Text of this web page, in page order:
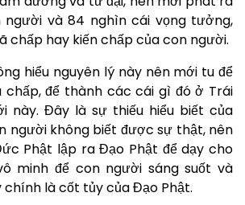
và 84 nghìn cái vọng tưởng,
chấp hay kiến chấp của con người.
hiểu nguyên lý này nên mới tu để
để thành các cái gì đó ở Trái
này. Đây là sự thiếu hiểu biết của
người không biết được sự thật, nên
Phật lập ra Đạo Phật để dạy cho
minh để con người sáng suốt và
chính là cốt tủy của Đạo Phật.